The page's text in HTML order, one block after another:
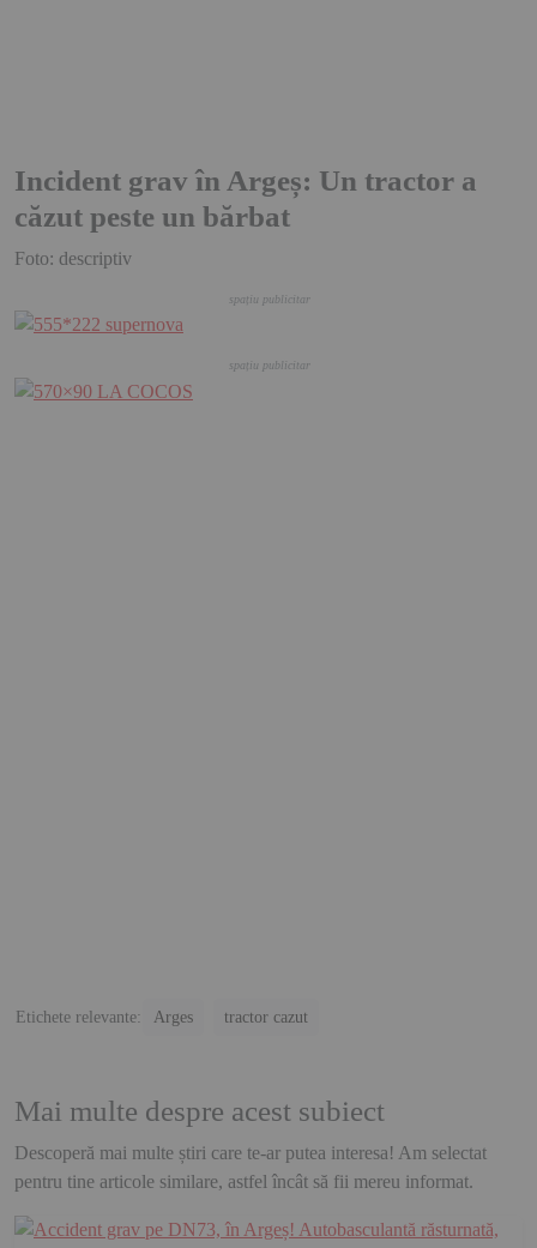
Incident grav în Argeș: Un tractor a
căzut peste un bărbat
Foto: descriptiv
Etichete relevante: Arges tractor cazut
Mai multe despre acest subiect
Descoperă mai multe știri care te-ar putea interesa! Am selectat
pentru tine articole similare, astfel încât să fii mereu informat.